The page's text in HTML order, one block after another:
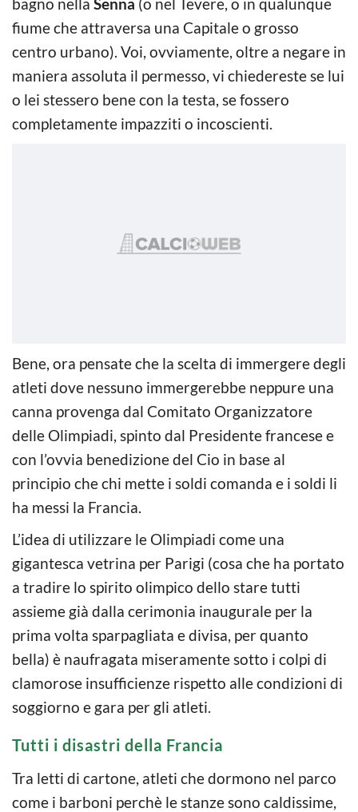
fiume che attraversa una Capitale o grosso
centro urbano). Voi, ovviamente, oltre a negare in
maniera assoluta il permesso, vi chiedereste se lui
o lei stessero bene con la testa, se fossero
completamente impazziti o incoscienti.
Bene, ora pensate che la scelta di immergere degli
atleti dove nessuno immergerebbe neppure una
canna provenga dal Comitato Organizzatore
delle Olimpiadi, spinto dal Presidente francese e
con l’ovvia benedizione del Cio in base al
principio che chi mette i soldi comanda e i soldi li
ha messi la Francia.
L’idea di utilizzare le Olimpiadi come una
gigantesca vetrina per Parigi (cosa che ha portato
a tradire lo spirito olimpico dello stare tutti
assieme già dalla cerimonia inaugurale per la
prima volta sparpagliata e divisa, per quanto
bella) è naufragata miseramente sotto i colpi di
clamorose insufficienze rispetto alle condizioni di
soggiorno e gara per gli atleti.
Tutti i disastri della Francia
Tra letti di cartone, atleti che dormono nel parco
come i barboni perchè le stanze sono caldissime,